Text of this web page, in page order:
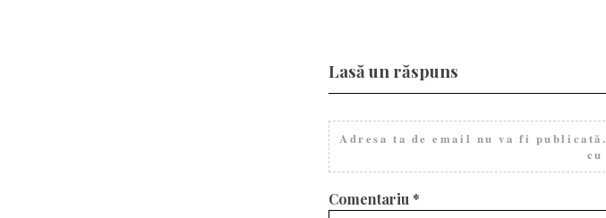
Lasă un răspuns
Adresa ta de email nu va fi publicată.
cu
Comentariu *